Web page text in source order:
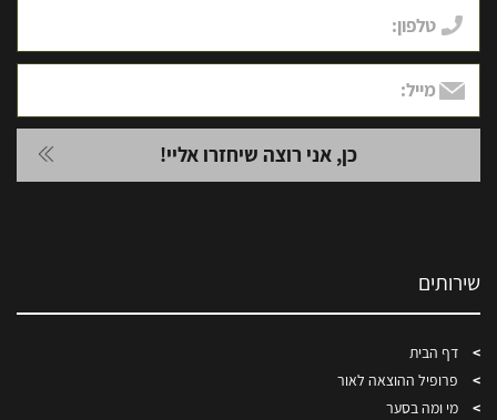
שירותים
דף הבית
פרופיל ההוצאה לאור
מי ומה בסער